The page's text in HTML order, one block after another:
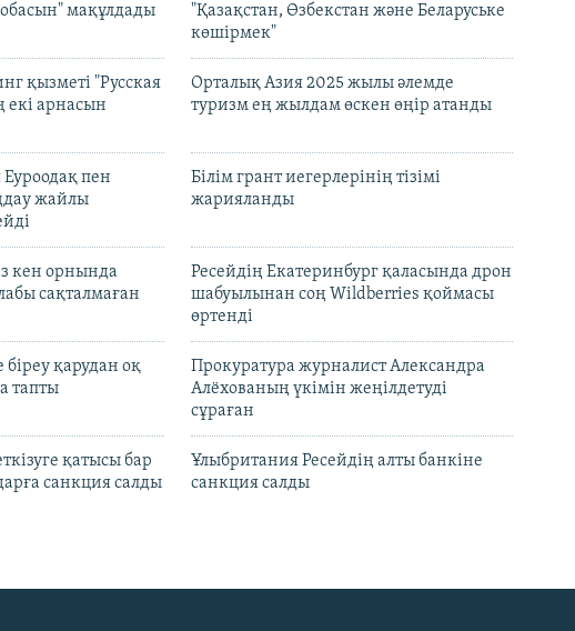
мақұлдады
"Қазақстан, Өзбекстан және Беларуське
көшірмек"
қызметі "Русская
арнасын
Орталық Азия 2025 жылы әлемде
туризм ең жылдам өскен өңір атанды
пен
жайлы
Білім грант иегерлерінің тізімі
жарияланды
кен орнында
сақталмаған
Ресейдің Екатеринбург қаласында дрон
шабуылынан соң Wildberries қоймасы
өртенді
қарудан оқ
тапты
Прокуратура журналист Александра
Алёхованың үкімін жеңілдетуді
сұраған
қатысы бар
санкция салды
Ұлыбритания Ресейдің алты банкіне
санкция салды